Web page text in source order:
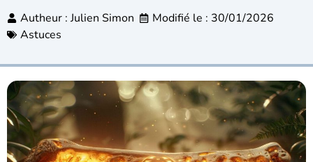
Autheur :Julien Simon
Modifié le : 30/01/2026
Astuces